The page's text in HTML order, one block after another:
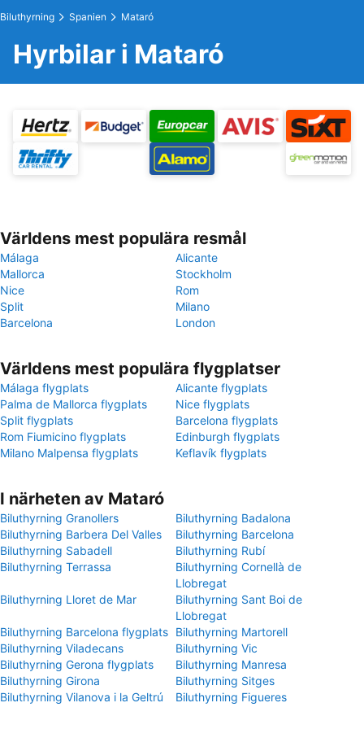
Biluthyrning Spanien Mataró
Hyrbilar i Mataró
Världens mest populära resmål
Málaga
Alicante
Mallorca
Stockholm
Nice
Rom
Split
Milano
Barcelona
London
Världens mest populära flygplatser
Málaga flygplats
Alicante flygplats
Palma de Mallorca flygplats
Nice flygplats
Split flygplats
Barcelona flygplats
Rom Fiumicino flygplats
Edinburgh flygplats
Milano Malpensa flygplats
Keflavík flygplats
I närheten av Mataró
Biluthyrning Granollers
Biluthyrning Badalona
Biluthyrning Barbera Del Valles
Biluthyrning Barcelona
Biluthyrning Sabadell
Biluthyrning Rubí
Biluthyrning Terrassa
Biluthyrning Cornellà de
Llobregat
Biluthyrning Lloret de Mar
Biluthyrning Sant Boi de
Llobregat
Biluthyrning Barcelona flygplats Biluthyrning Martorell
Biluthyrning Viladecans
Biluthyrning Vic
Biluthyrning Gerona flygplats
Biluthyrning Manresa
Biluthyrning Girona
Biluthyrning Sitges
Biluthyrning Vilanova i la Geltrú
Biluthyrning Figueres